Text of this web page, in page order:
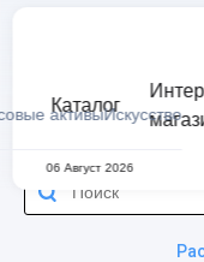
активыИскусство
Каталог
06 Август 2026